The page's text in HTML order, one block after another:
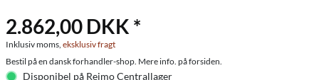
2.862,00 DKK *
Inklusiv moms, eksklusiv fragt
Bestil på en dansk forhandler-shop. Mere info. på forsiden.
Disponibel på Reimo Centrallager